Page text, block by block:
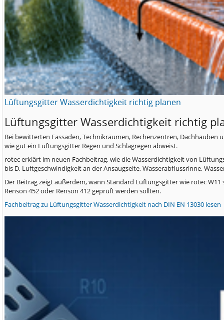
Lüftungsgitter Wasserdichtigkeit richtig planen
Lüftungsgitter Wasserdichtigkeit richtig
Bei bewitterten Fassaden, Technikräumen, Rechenzentren,
wie gut ein Lüftungsgitter Regen und Schlagregen abweist.
rotec erklärt im neuen Fachbeitrag, wie die Wasserdichtigkeit von
bis D, Luftgeschwindigkeit an der Ansaugseite, Wasserabflussrinne,
Der Beitrag zeigt außerdem, wann Standard Lüftungsgitter wie rotec
Renson 452 oder Renson 412 geprüft werden sollten.
Fachbeitrag zu Lüftungsgitter Wasserdichtigkeit nach DIN EN 13030 lesen